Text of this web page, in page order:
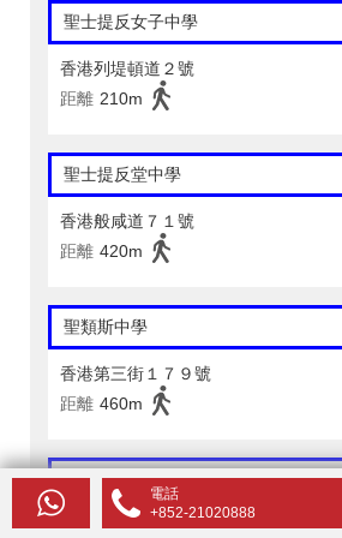
聖士提反女子中學
香港列堤頓道２號
距離 210m
聖士提反堂中學
香港般咸道７１號
距離 420m
聖類斯中學
香港第三街１７９號
距離 460m
聖士提反堂中學
香港薄扶林道６２號
電話
+852-21020888